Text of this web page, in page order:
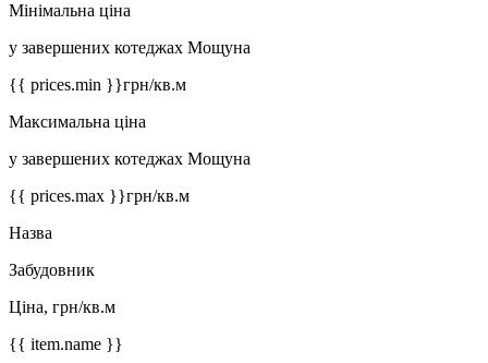
Мінімальна ціна
у завершених котеджах Мощуна
{{ prices.min }}грн/кв.м
Максимальна ціна
у завершених котеджах Мощуна
{{ prices.max }}грн/кв.м
Назва
Забудовник
Ціна, грн/кв.м
{{ item.name }}